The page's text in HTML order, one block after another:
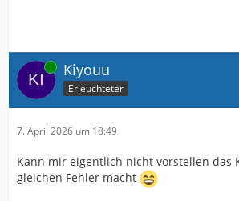
Online Kiyouu
Erleuchteter
7. April 2026 um 18:49
Kann mir eigentlich nicht vorstellen das
gleichen Fehler macht